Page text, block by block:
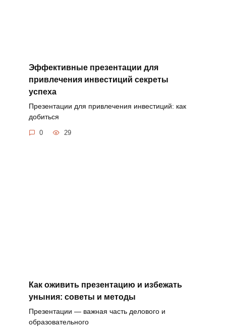
Эффективные презентации для
привлечения инвестиций секреты
успеха
Презентации для привлечения инвестиций: как
добиться
0 29
Как оживить презентацию и избежать
уныния: советы и методы
Презентации — важная часть делового и
образовательного